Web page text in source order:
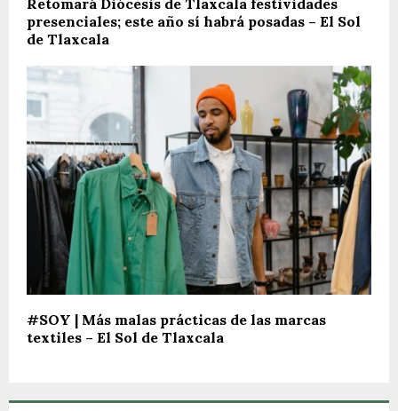
presenciales; este año sí habrá posadas – El Sol
de Tlaxcala
#SOY | Más malas prácticas de las marcas
textiles – El Sol de Tlaxcala